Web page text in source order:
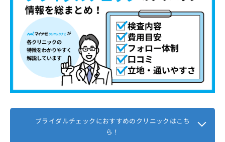
ブライダルチェックにおすすめのクリニックはこち
ら！